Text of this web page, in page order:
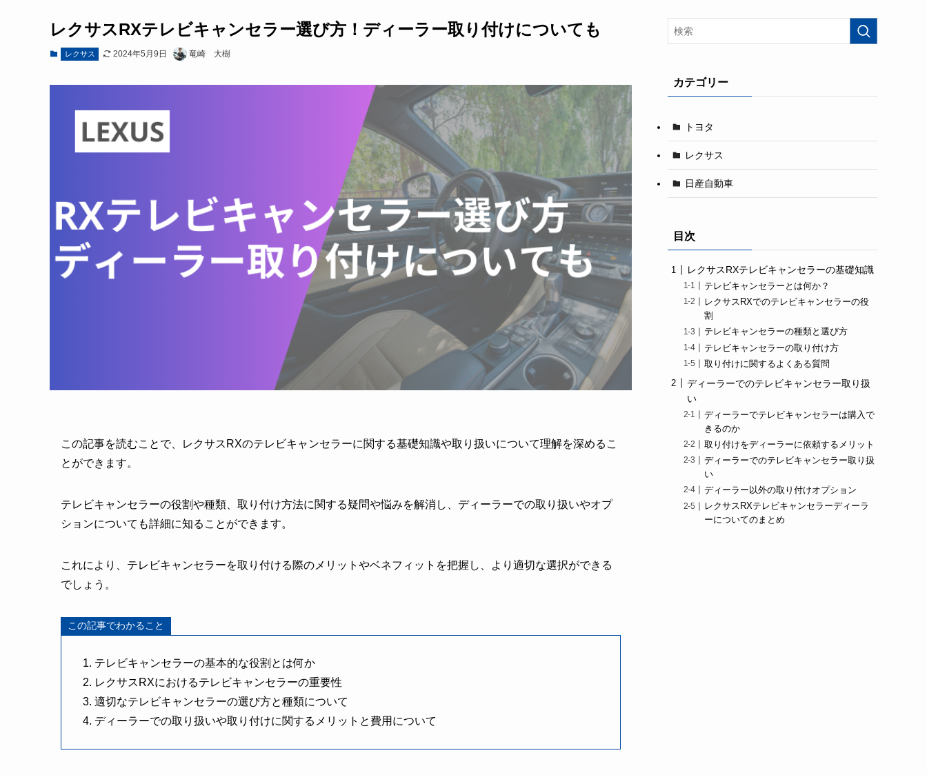
レクサスRXテレビキャンセラー選び方！ディーラー取り付けについても
レクサス 2024年5月9日 竜崎 大樹
この記事を読むことで、レクサスRXのテレビキャンセラーに関する基礎知識や取り扱いについて理解を深めるこ
とができます。
テレビキャンセラーの役割や種類、取り付け方法に関する疑問や悩みを解消し、ディーラーでの取り扱いやオプ
ションについても詳細に知ることができます。
これにより、テレビキャンセラーを取り付ける際のメリットやベネフィットを把握し、より適切な選択ができる
でしょう。
この記事でわかること
テレビキャンセラーの基本的な役割とは何か
レクサスRXにおけるテレビキャンセラーの重要性
適切なテレビキャンセラーの選び方と種類について
ディーラーでの取り扱いや取り付けに関するメリットと費用について
カテゴリー
トヨタ
レクサス
日産自動車
目次
レクサスRXテレビキャンセラーの基礎知識
テレビキャンセラーとは何か？
レクサスRXでのテレビキャンセラーの役
割
テレビキャンセラーの種類と選び方
テレビキャンセラーの取り付け方
取り付けに関するよくある質問
ディーラーでのテレビキャンセラー取り扱
い
ディーラーでテレビキャンセラーは購入で
きるのか
取り付けをディーラーに依頼するメリット
ディーラーでのテレビキャンセラー取り扱
い
ディーラー以外の取り付けオプション
レクサスRXテレビキャンセラーディーラ
ーについてのまとめ